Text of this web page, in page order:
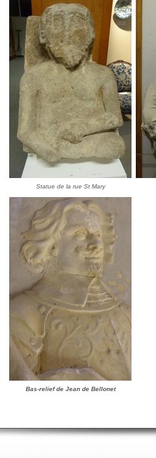
Statue de la rue St Mary
Bas-relief de Jean de Bellonet